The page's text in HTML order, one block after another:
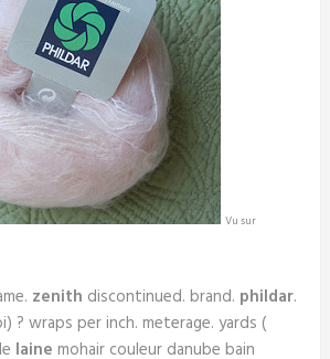
Vu sur
zenith discontinued. brand. phildar.
? wraps per inch. meterage. yards (
laine mohair couleur danube bain